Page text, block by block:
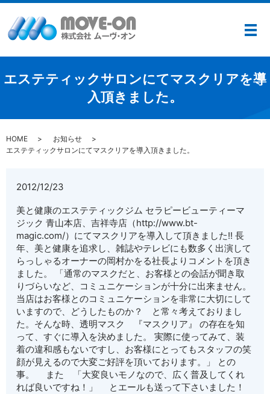
メ
エステティックサロンにてマスクリアを導
入頂きました。
HOME
お知らせ
エステティックサロンにてマスクリアを導入頂きました。
2012/12/23
美と健康のエステティックジム セラピービューティーマ
ジック 青山本店、吉祥寺店（http://www.bt-
magic.com/）にてマスクリアを導入して頂きました!! 長
年、美と健康を追求し、雑誌やテレビにも数多く出演して
らっしゃるオーナーの岡村かをる社長よりコメントを頂き
ました。 「通常のマスクだと、お客様との会話が聞き取
りづらいなど、コミュニケーションが十分に出来ません。
当店はお客様とのコミュニケーションを非常に大切にして
いますので、どうしたものか？ と常々考えておりまし
た。そんな時、透明マスク 『マスクリア』 の存在を知
って、すぐに導入を決めました。 実際に使ってみて、装
着の違和感もないですし、お客様にとってもスタッフの笑
顔が見えるので大変ご好評を頂いております。」 との
事。 また 「大変良いモノなので、広く普及してくれ
れば良いですね！」 とエールも送って下さいました！